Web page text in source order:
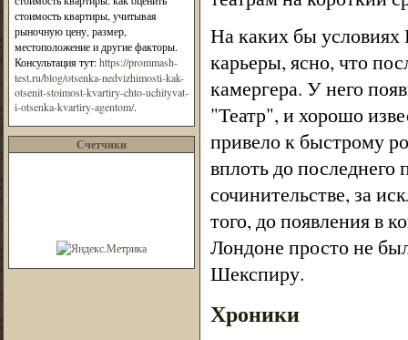
стоимость квартиры, учитывая
рыночную цену, размер,
местоположение и другие факторы.
Консультация тут:https://prommash-
test.ru/blog/otsenka-nedvizhimosti-kak-
otsenit-stoimost-kvartiry-chto-uchityvat-
i-otsenka-kvartiry-agentom/.
Счетчики
На каких бы условиях
карьеры, ясно, что
камергера. У него
"Театр", и хорошо
привело к быстрому
вплоть до последнего
сочинительстве, за
того, до появления в
Лондоне просто не
Шекспиру.
Хроники